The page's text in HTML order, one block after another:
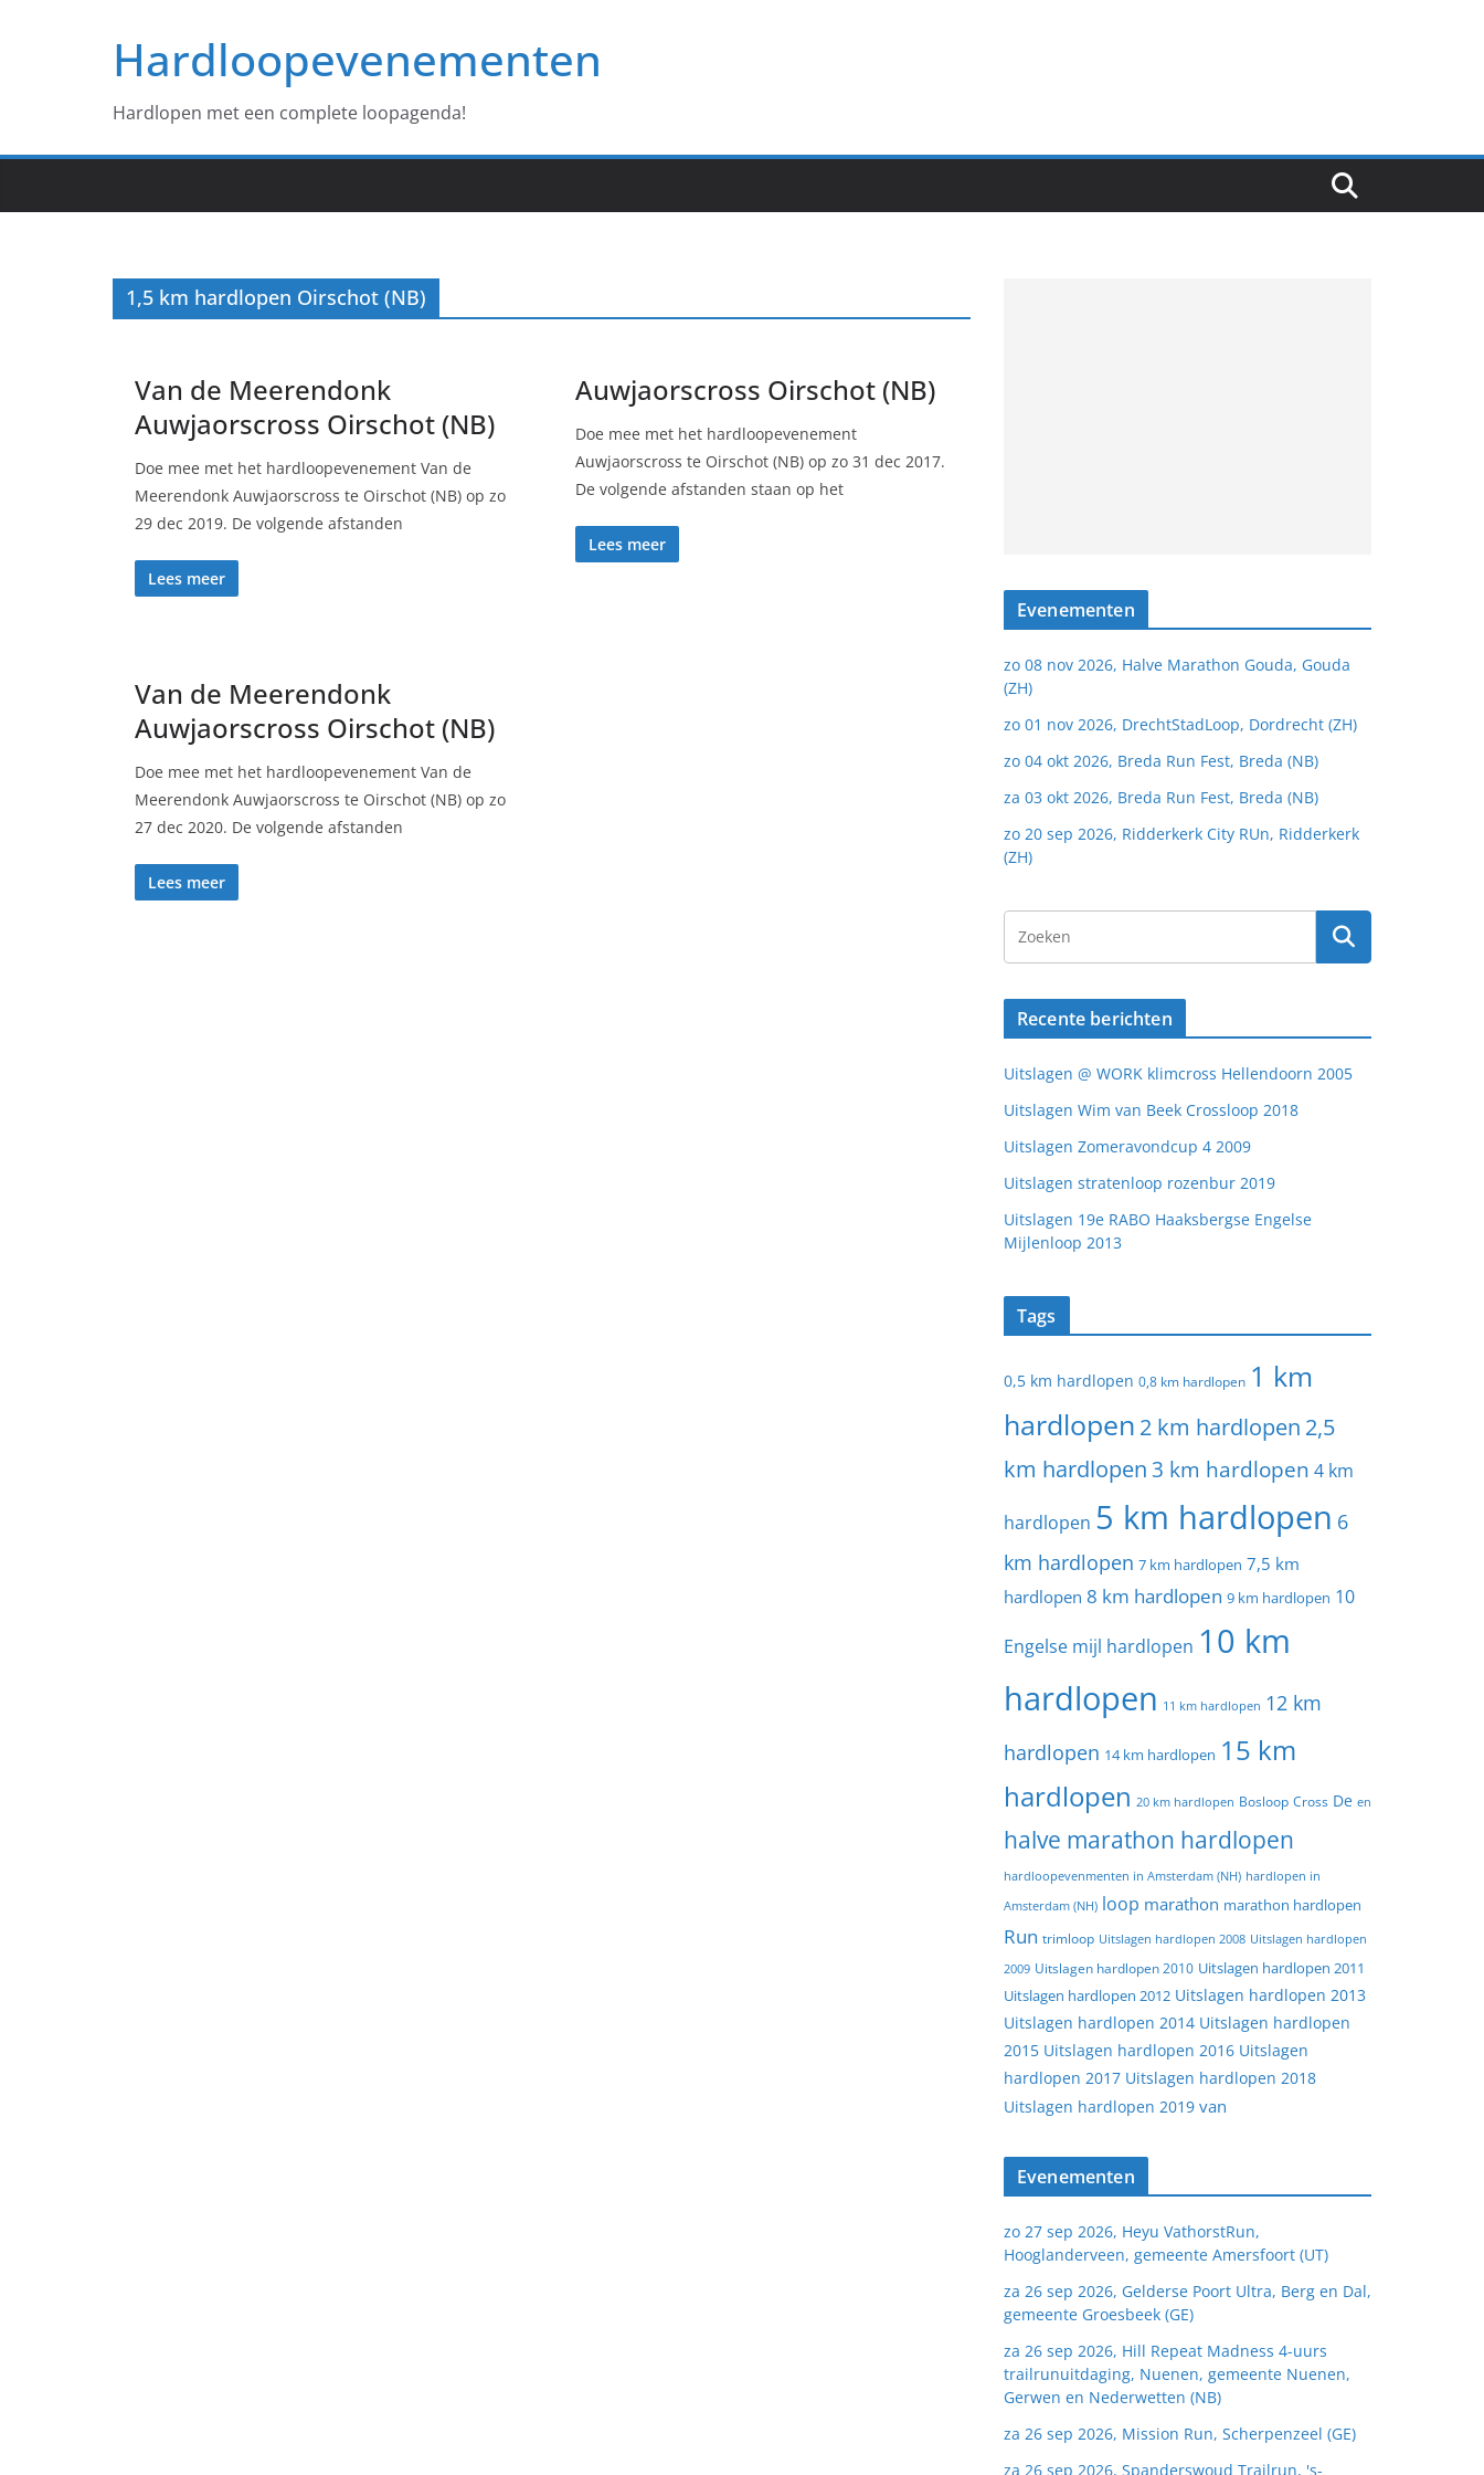
Hardloopevenementen
Hardlopen met een complete loopagenda!
1,5 km hardlopen Oirschot (NB)
Van de Meerendonk
Auwjaorscross Oirschot (NB)
Doe mee met het hardloopevenement Van de
Meerendonk Auwjaorscross te Oirschot (NB) op zo
29 dec 2019. De volgende afstanden
Lees meer
Auwjaorscross Oirschot (NB)
Doe mee met het hardloopevenement
Auwjaorscross te Oirschot (NB) op zo 31 dec 2017.
De volgende afstanden staan op het
Lees meer
Van de Meerendonk
Auwjaorscross Oirschot (NB)
Doe mee met het hardloopevenement Van de
Meerendonk Auwjaorscross te Oirschot (NB) op zo
27 dec 2020. De volgende afstanden
Lees meer
Evenementen
zo 08 nov 2026, Halve Marathon Gouda, Gouda
(ZH)
zo 01 nov 2026, DrechtStadLoop, Dordrecht (ZH)
zo 04 okt 2026, Breda Run Fest, Breda (NB)
za 03 okt 2026, Breda Run Fest, Breda (NB)
zo 20 sep 2026, Ridderkerk City RUn, Ridderkerk
(ZH)
Recente berichten
Uitslagen @ WORK klimcross Hellendoorn 2005
Uitslagen Wim van Beek Crossloop 2018
Uitslagen Zomeravondcup 4 2009
Uitslagen stratenloop rozenbur 2019
Uitslagen 19e RABO Haaksbergse Engelse
Mijlenloop 2013
Tags
0,5 km hardlopen 0,8 km hardlopen 1 km
hardlopen 2 km hardlopen 2,5
km hardlopen 3 km hardlopen 4 km
hardlopen 5 km hardlopen 6
km hardlopen 7 km hardlopen 7,5 km
hardlopen 8 km hardlopen 9 km hardlopen 10
Engelse mijl hardlopen 10 km
hardlopen 11 km hardlopen 12 km
hardlopen 14 km hardlopen 15 km
hardlopen 20 km hardlopen Bosloop Cross De en
halve marathon hardlopen
hardloopevenmenten in Amsterdam (NH) hardlopen in
Amsterdam (NH) loop marathon marathon hardlopen
Run trimloop Uitslagen hardlopen 2008 Uitslagen hardlopen
2009 Uitslagen hardlopen 2010 Uitslagen hardlopen 2011
Uitslagen hardlopen 2012 Uitslagen hardlopen 2013
Uitslagen hardlopen 2014 Uitslagen hardlopen
2015 Uitslagen hardlopen 2016 Uitslagen
hardlopen 2017 Uitslagen hardlopen 2018
Uitslagen hardlopen 2019 van
Evenementen
zo 27 sep 2026, Heyu VathorstRun,
Hooglanderveen, gemeente Amersfoort (UT)
za 26 sep 2026, Gelderse Poort Ultra, Berg en Dal,
gemeente Groesbeek (GE)
za 26 sep 2026, Hill Repeat Madness 4-uurs
trailrunuitdaging, Nuenen, gemeente Nuenen,
Gerwen en Nederwetten (NB)
za 26 sep 2026, Mission Run, Scherpenzeel (GE)
za 26 sep 2026, Spanderswoud Trailrun, 's-